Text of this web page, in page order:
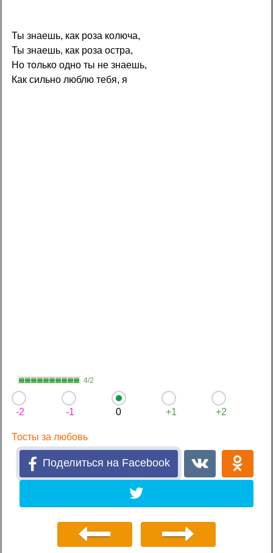
Ты знаешь, как роза колюча,
Ты знаешь, как роза остра,
Но только одно ты не знаешь,
Как сильно люблю тебя, я
4/2
-2 -1 0 +1 +2
Тосты за любовь
Поделиться на Facebook